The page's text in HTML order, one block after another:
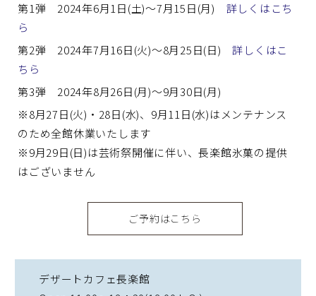
第1弾 2024年6月1日(土)～7月15日(月) 詳しくはこち
ら
第2弾 2024年7月16日(火)～8月25日(日)詳しくはこ
ちら
第3弾 2024年8月26日(月)～9月30日(月)
※8月27日(火)・28日(水)、9月11日(水)はメンテナンス
のため全館休業いたします
※9月29日(日)は芸術祭開催に伴い、長楽館氷菓の提供
はございません
ご予約はこちら
デザートカフェ長楽館